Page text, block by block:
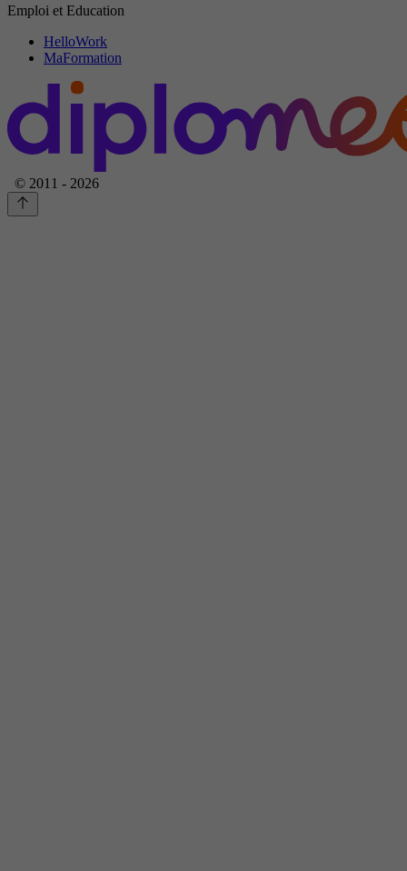
Emploi et Education
HelloWork
MaFormation
© 2011 - 2026